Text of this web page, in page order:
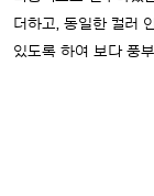
더하고, 동일한 컬러
있도록 하여 보다 풍